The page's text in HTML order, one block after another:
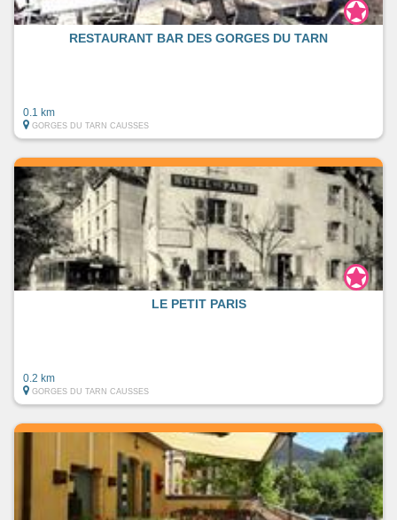
RESTAURANT BAR DES GORGES DU TARN
0.1 km
GORGES DU TARN CAUSSES
LE PETIT PARIS
0.2 km
GORGES DU TARN CAUSSES